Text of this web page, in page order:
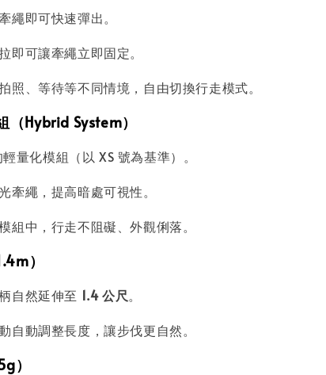
繩即可快速彈出。
即可讓牽繩立即固定。
照、等待等不同情境，自由切換行走模式。
Hybrid System）
輕量化模組（以 XS 號為基準）。
牽繩，提高暗處可視性。
組中，行走不阻礙、外觀俐落。
）
自然延伸至 1.4 公尺。
自動調整長度，讓步伐更自然。
）